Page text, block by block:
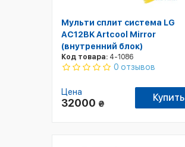
Мульти сплит система LG
AC12BK Artcool Mirror
(внутренний блок)
Код товара: 4-1086
0 отзывов
Цена
32000 ₴
Купить